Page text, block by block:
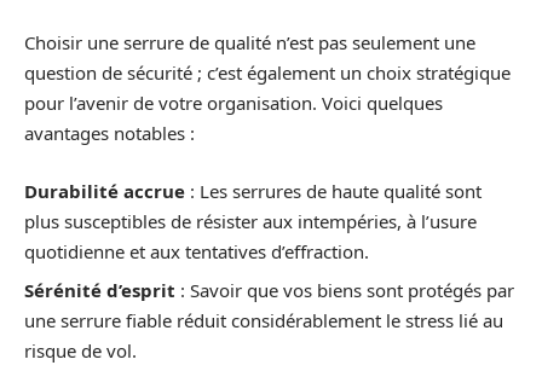
Choisir une serrure de qualité n’est pas seulement une
question de sécurité ; c’est également un choix stratégique
pour l’avenir de votre organisation. Voici quelques
avantages notables :
Durabilité accrue : Les serrures de haute qualité sont
plus susceptibles de résister aux intempéries, à l’usure
quotidienne et aux tentatives d’effraction.
Sérénité d’esprit : Savoir que vos biens sont protégés par
une serrure fiable réduit considérablement le stress lié au
risque de vol.